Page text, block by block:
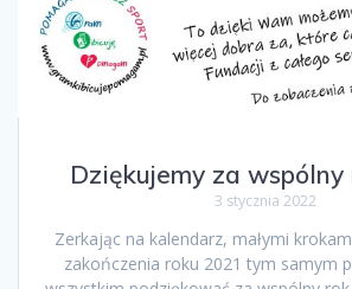
Dziękujemy za
3 stycznia 2022
Zerkając na kalendarz, małymi
zakończenia roku 2021 tym samym